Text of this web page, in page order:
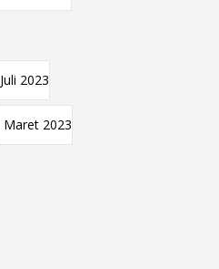
Juli 2023
Maret 2023